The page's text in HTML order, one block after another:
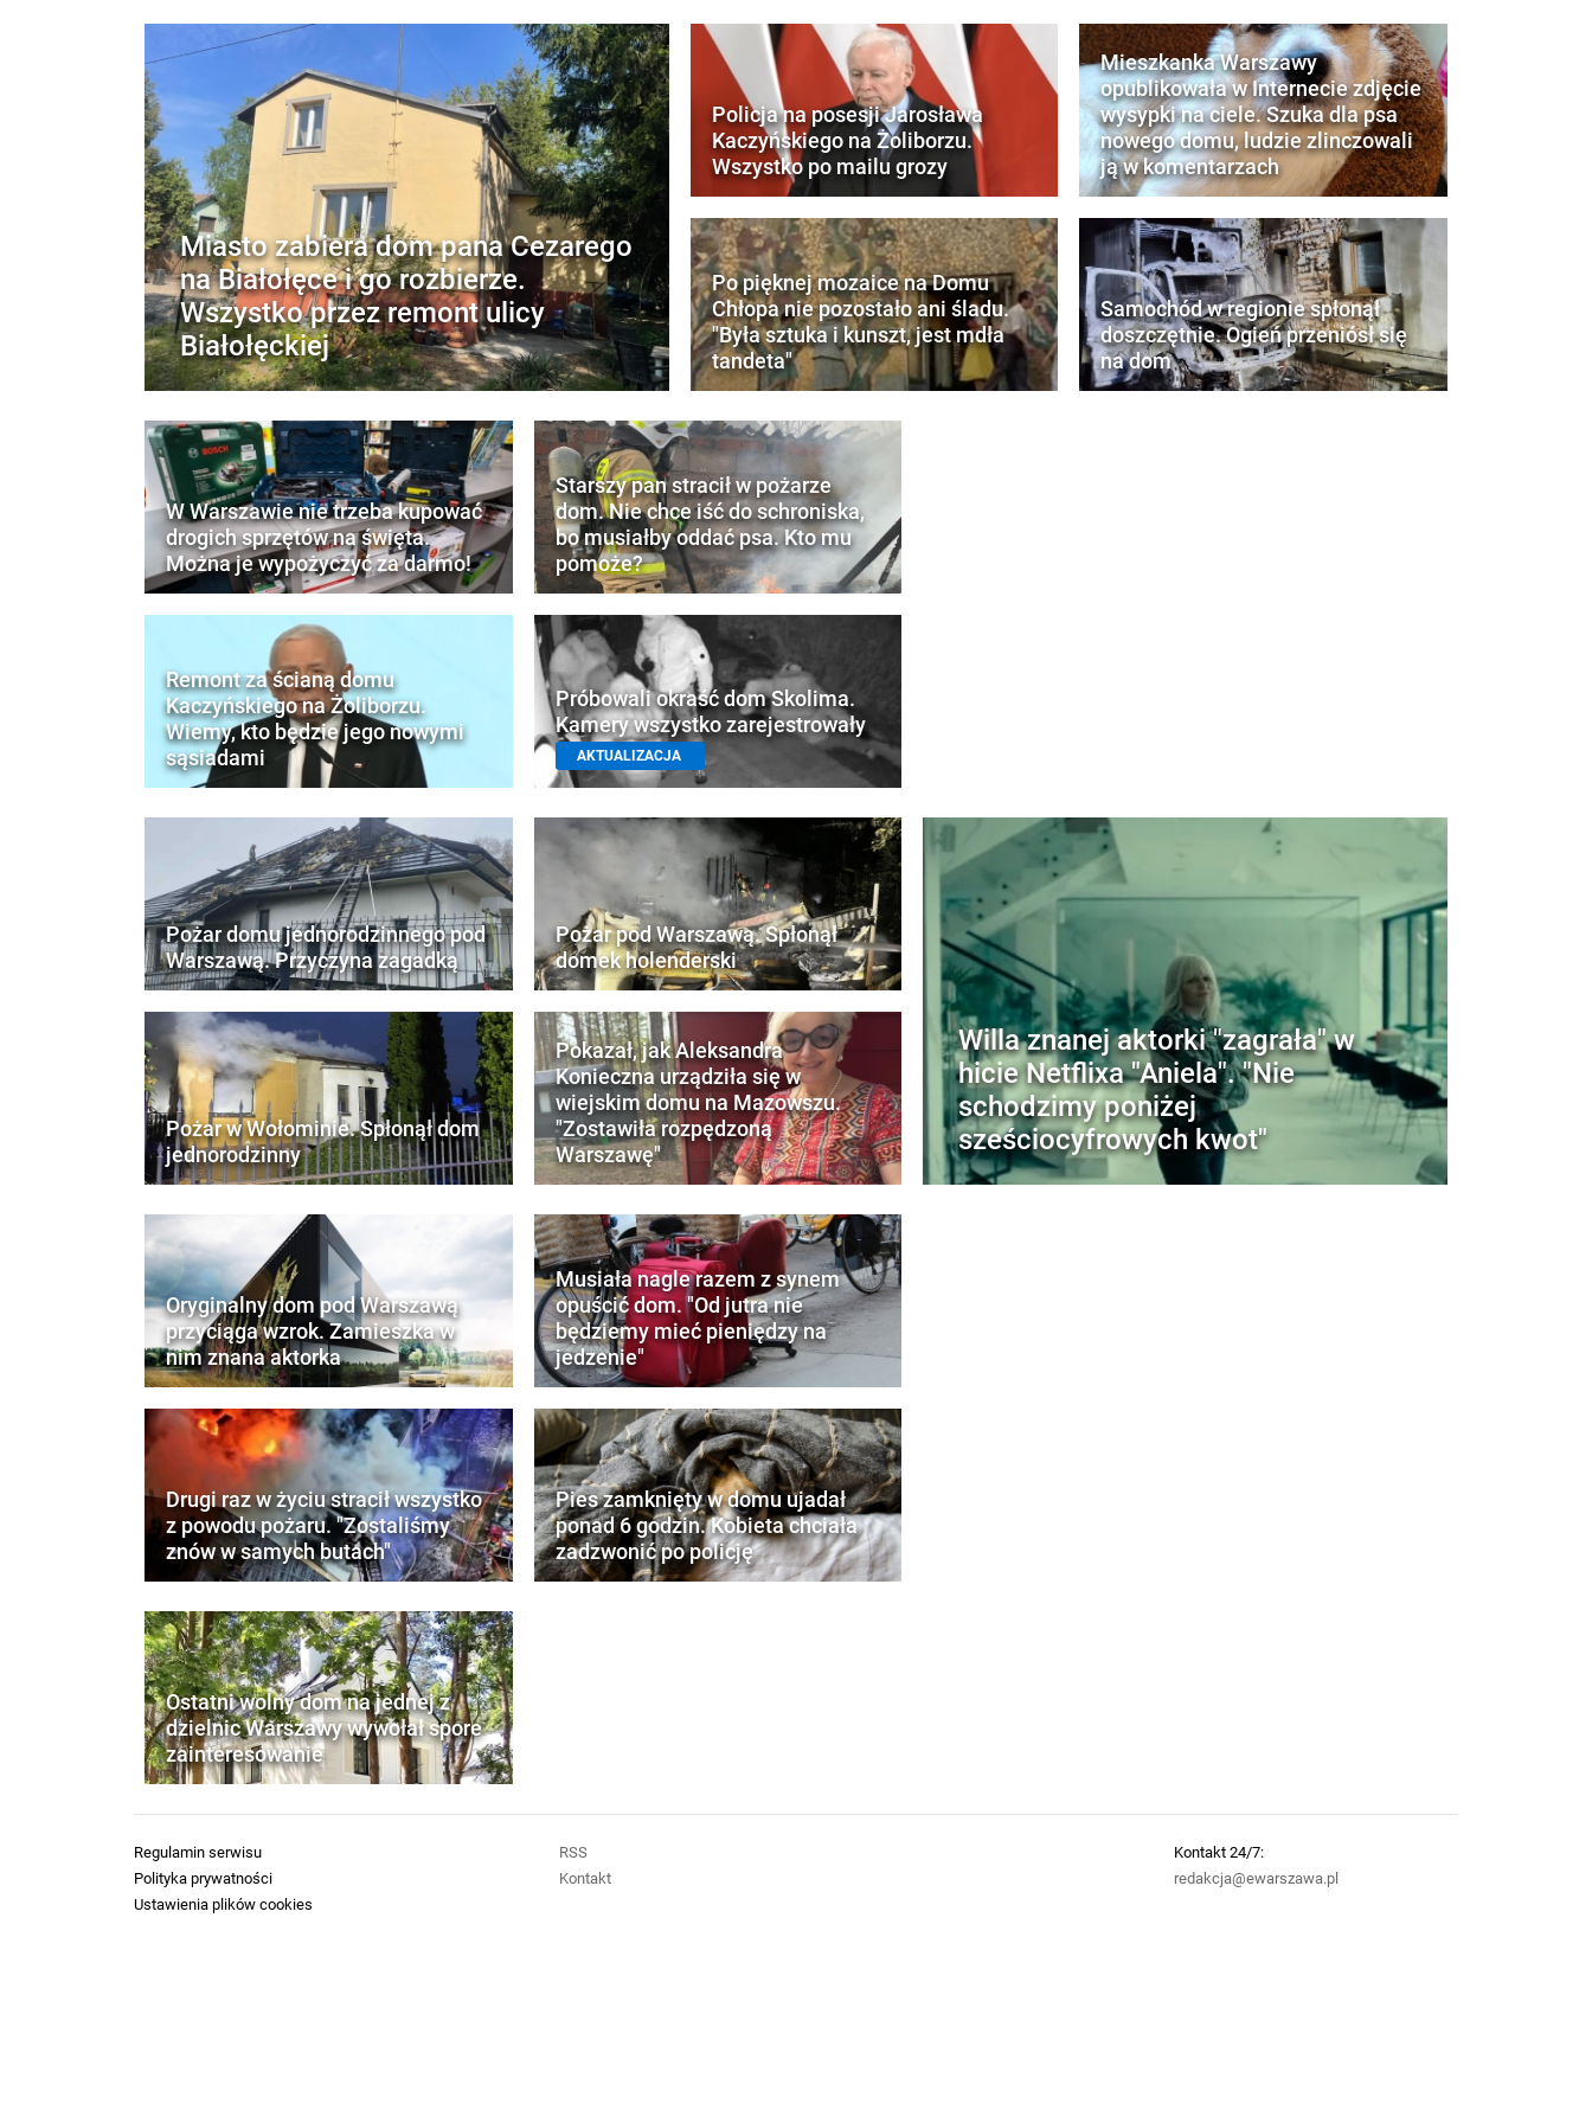
Miasto zabiera dom pana Cezarego
na Białołęce i go rozbierze.
Wszystko przez remont ulicy
Białołęckiej
Policja na posesji Jarosława
Kaczyńskiego na Żoliborzu.
Wszystko po mailu grozy
Po pięknej mozaice na Domu
Chłopa nie pozostało ani śladu.
"Była sztuka i kunszt, jest mdła
tandeta"
Mieszkanka Warszawy
opublikowała w Internecie zdjęcie
wysypki na ciele. Szuka dla psa
nowego domu, ludzie zlinczowali
ją w komentarzach
Samochód w regionie spłonął
doszczętnie. Ogień przeniósł się
na dom
W Warszawie nie trzeba kupować
drogich sprzętów na święta.
Można je wypożyczyć za darmo!
Remont za ścianą domu
Kaczyńskiego na Żoliborzu.
Wiemy, kto będzie jego nowymi
sąsiadami
Starszy pan stracił w pożarze
dom. Nie chce iść do schroniska,
bo musiałby oddać psa. Kto mu
pomoże?
Próbowali okraść dom Skolima.
Kamery wszystko zarejestrowały
AKTUALIZACJA
Pożar domu jednorodzinnego pod
Warszawą. Przyczyna zagadką
Pożar w Wołominie. Spłonął dom
jednorodzinny
Pożar pod Warszawą. Spłonął
domek holenderski
Pokazał, jak Aleksandra
Konieczna urządziła się w
wiejskim domu na Mazowszu.
"Zostawiła rozpędzoną
Warszawę"
Willa znanej aktorki "zagrała" w
hicie Netflixa "Aniela". "Nie
schodzimy poniżej
sześciocyfrowych kwot"
Oryginalny dom pod Warszawą
przyciąga wzrok. Zamieszka w
nim znana aktorka
Drugi raz w życiu stracił wszystko
z powodu pożaru. "Zostaliśmy
znów w samych butach"
Musiała nagle razem z synem
opuścić dom. "Od jutra nie
będziemy mieć pieniędzy na
jedzenie"
Pies zamknięty w domu ujadał
ponad 6 godzin. Kobieta chciała
zadzwonić po policję
Ostatni wolny dom na jednej z
dzielnic Warszawy wywołał spore
zainteresowanie
Regulamin serwisu
Polityka prywatności
Ustawienia plików cookies
RSS
Kontakt
Kontakt 24/7:
redakcja@ewarszawa.pl